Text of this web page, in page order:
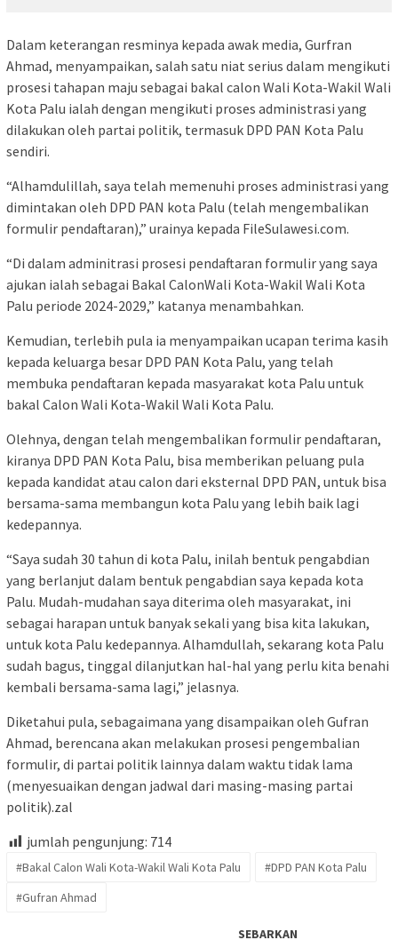
Dalam keterangan resminya kepada awak media, Gurfran
Ahmad, menyampaikan, salah satu niat serius dalam mengikuti
prosesi tahapan maju sebagai bakal calon Wali Kota-Wakil Wali
Kota Palu ialah dengan mengikuti proses administrasi yang
dilakukan oleh partai politik, termasuk DPD PAN Kota Palu
sendiri.
“Alhamdulillah, saya telah memenuhi proses administrasi yang
dimintakan oleh DPD PAN kota Palu (telah mengembalikan
formulir pendaftaran),” urainya kepada FileSulawesi.com.
“Di dalam adminitrasi prosesi pendaftaran formulir yang saya
ajukan ialah sebagai Bakal CalonWali Kota-Wakil Wali Kota
Palu periode 2024-2029,” katanya menambahkan.
Kemudian, terlebih pula ia menyampaikan ucapan terima kasih
kepada keluarga besar DPD PAN Kota Palu, yang telah
membuka pendaftaran kepada masyarakat kota Palu untuk
bakal Calon Wali Kota-Wakil Wali Kota Palu.
Olehnya, dengan telah mengembalikan formulir pendaftaran,
kiranya DPD PAN Kota Palu, bisa memberikan peluang pula
kepada kandidat atau calon dari eksternal DPD PAN, untuk bisa
bersama-sama membangun kota Palu yang lebih baik lagi
kedepannya.
“Saya sudah 30 tahun di kota Palu, inilah bentuk pengabdian
yang berlanjut dalam bentuk pengabdian saya kepada kota
Palu. Mudah-mudahan saya diterima oleh masyarakat, ini
sebagai harapan untuk banyak sekali yang bisa kita lakukan,
untuk kota Palu kedepannya. Alhamdullah, sekarang kota Palu
sudah bagus, tinggal dilanjutkan hal-hal yang perlu kita benahi
kembali bersama-sama lagi,” jelasnya.
Diketahui pula, sebagaimana yang disampaikan oleh Gufran
Ahmad, berencana akan melakukan prosesi pengembalian
formulir, di partai politik lainnya dalam waktu tidak lama
(menyesuaikan dengan jadwal dari masing-masing partai
politik).zal
jumlah pengunjung: 714
#Bakal Calon Wali Kota-Wakil Wali Kota Palu
#DPD PAN Kota Palu
#Gufran Ahmad
SEBARKAN